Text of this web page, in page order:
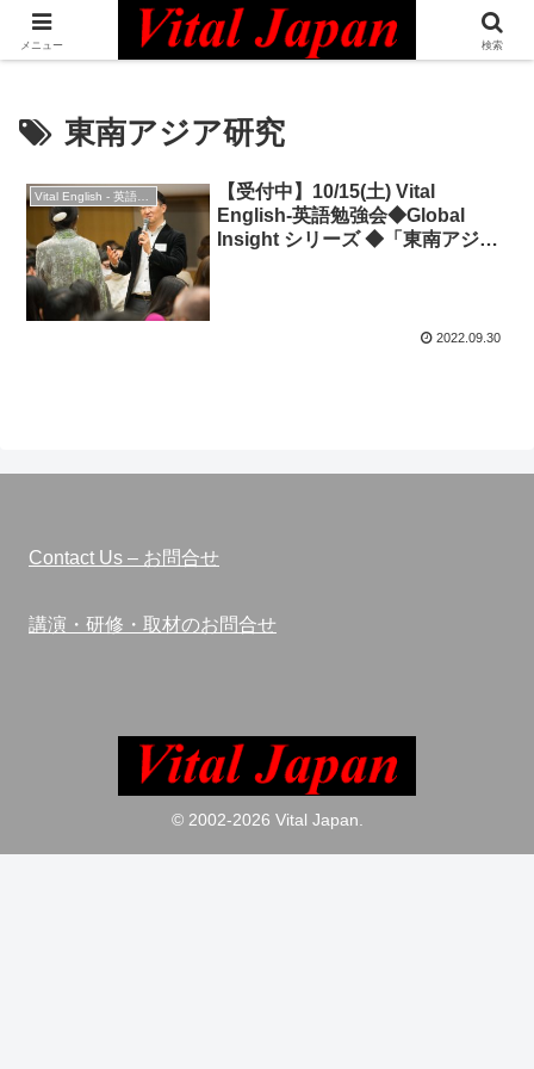
日本最大級の英語コミュニティ・Bilingual Professionals Network
東南アジア研究
Vital English - 英語勉強会
【受付中】10/15(土) Vital
English-英語勉強会◆Global
Insight シリーズ ◆「東南アジア
2022.09.30
Contact Us – お問合せ
講演・研修・取材のお問合せ
© 2002-2026 Vital Japan.
メニュー 検索